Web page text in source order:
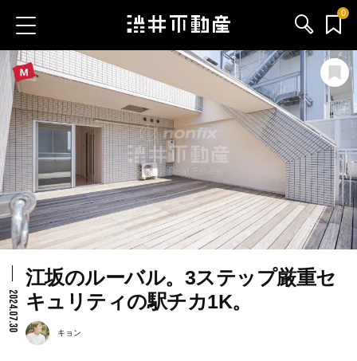
0
お気に入り物件 お問い合わせ
ブログ
サービス内容
渋井不動産のメンバー
会社情報
2024.07.30
江坂のルーバル。3ステップ厳重セ
キュリティの駅チカ1K。
キョン